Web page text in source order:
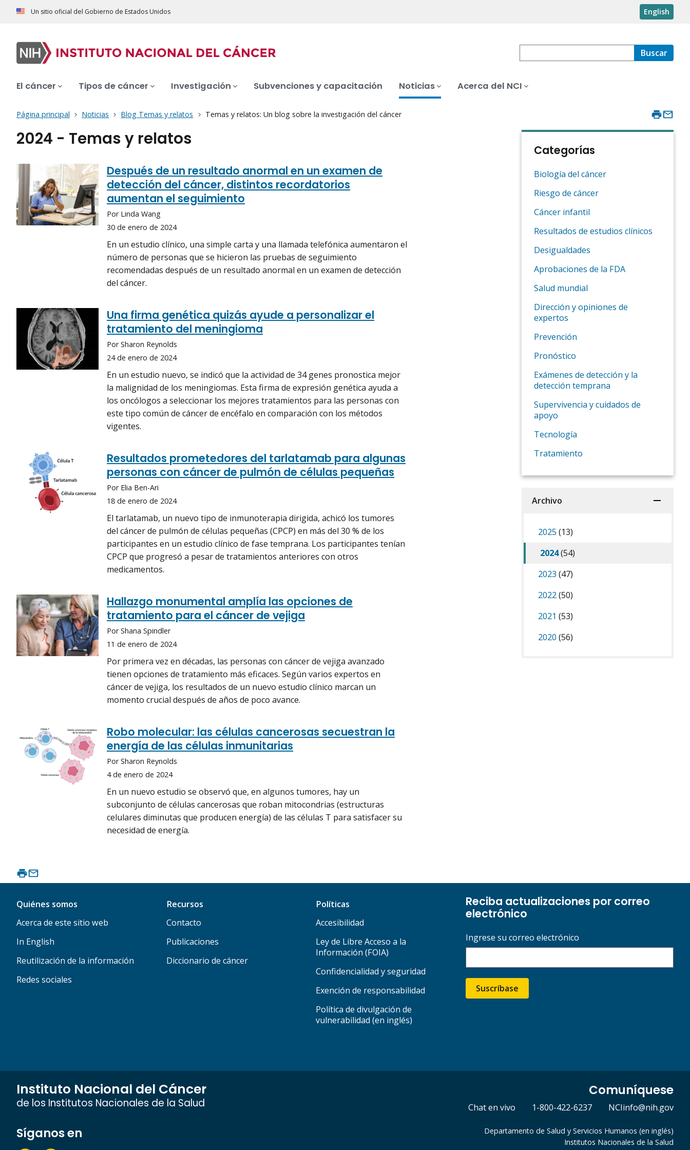
Un sitio oficial del Gobierno de Estados Unidos English
Buscar
El cáncer Tipos de cáncer Investigación Subvenciones y capacitación Noticias Acerca del NCI
Página principal Noticias Blog Temas y relatos Temas y relatos: Un blog sobre la investigación del cáncer
2024 - Temas y relatos
Después de un resultado anormal en un examen de
detección del cáncer, distintos recordatorios
aumentan el seguimiento
Por Linda Wang
30 de enero de 2024
En un estudio clínico, una simple carta y una llamada telefónica aumentaron el
número de personas que se hicieron las pruebas de seguimiento
recomendadas después de un resultado anormal en un examen de detección
del cáncer.
Una firma genética quizás ayude a personalizar el
tratamiento del meningioma
Por Sharon Reynolds
24 de enero de 2024
En un estudio nuevo, se indicó que la actividad de 34 genes pronostica mejor
la malignidad de los meningiomas. Esta firma de expresión genética ayuda a
los oncólogos a seleccionar los mejores tratamientos para las personas con
este tipo común de cáncer de encéfalo en comparación con los métodos
vigentes.
Resultados prometedores del tarlatamab para algunas
personas con cáncer de pulmón de células pequeñas
Por Elia Ben-Ari
18 de enero de 2024
El tarlatamab, un nuevo tipo de inmunoterapia dirigida, achicó los tumores
del cáncer de pulmón de células pequeñas (CPCP) en más del 30 % de los
participantes en un estudio clínico de fase temprana. Los participantes tenían
CPCP que progresó a pesar de tratamientos anteriores con otros
medicamentos.
Hallazgo monumental amplía las opciones de
tratamiento para el cáncer de vejiga
Por Shana Spindler
11 de enero de 2024
Por primera vez en décadas, las personas con cáncer de vejiga avanzado
tienen opciones de tratamiento más eficaces. Según varios expertos en
cáncer de vejiga, los resultados de un nuevo estudio clínico marcan un
momento crucial después de años de poco avance.
Robo molecular: las células cancerosas secuestran la
energía de las células inmunitarias
Por Sharon Reynolds
4 de enero de 2024
En un nuevo estudio se observó que, en algunos tumores, hay un
subconjunto de células cancerosas que roban mitocondrias (estructuras
celulares diminutas que producen energía) de las células T para satisfacer su
necesidad de energía.
Categorías
Biología del cáncer
Riesgo de cáncer
Cáncer infantil
Resultados de estudios clínicos
Desigualdades
Aprobaciones de la FDA
Salud mundial
Dirección y opiniones de
expertos
Prevención
Pronóstico
Exámenes de detección y la
detección temprana
Supervivencia y cuidados de
apoyo
Tecnología
Tratamiento
Archivo
2025 (13)
2024(54)
2023 (47)
2022(50)
2021 (53)
2020 (56)
Quiénes somos
Acerca de este sitio web
In English
Reutilización de la información
Redes sociales
Recursos
Contacto
Publicaciones
Diccionario de cáncer
Políticas
Accesibilidad
Ley de Libre Acceso a la
Información (FOIA)
Confidencialidad y seguridad
Exención de responsabilidad
Política de divulgación de
vulnerabilidad (en inglés)
Reciba actualizaciones por correo
electrónico
Ingrese su correo electrónico
Suscríbase
Instituto Nacional del Cáncer
de los Institutos Nacionales de la Salud
Comuníquese
Chat en vivo 1-800-422-6237 NCIinfo@nih.gov
Síganos en
Departamento de Salud y Servicios Humanos (en inglés)
Institutos Nacionales de la Salud